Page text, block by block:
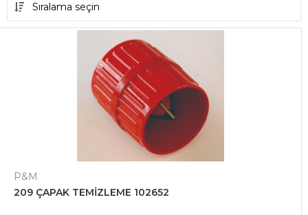
Sıralama seçin
P&M
209 ÇAPAK TEMİZLEME 102652